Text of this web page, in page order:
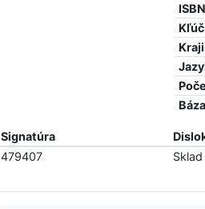
ISBN
Signatúra
479407
Sklad